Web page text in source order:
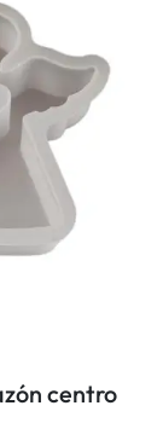
centro